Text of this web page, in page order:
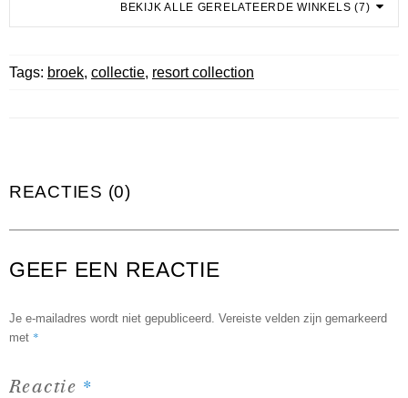
BEKIJK ALLE GERELATEERDE WINKELS (7)
Tags: broek, collectie, resort collection
REACTIES (0)
GEEF EEN REACTIE
Je e-mailadres wordt niet gepubliceerd. Vereiste velden zijn gemarkeerd
met *
Reactie *